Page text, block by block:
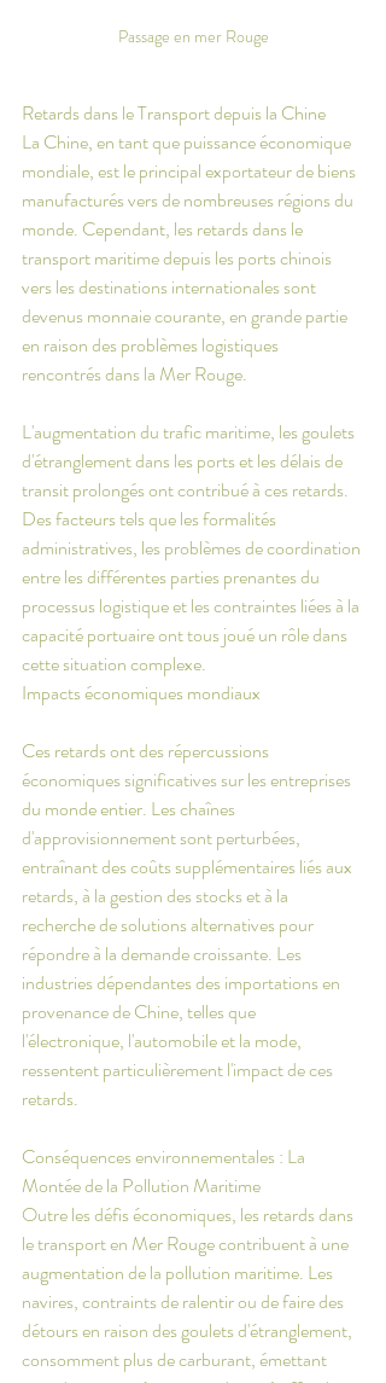
Passage en mer Rouge
Retards dans le Transport depuis la Chine
La Chine, en tant que puissance économique
mondiale, est le principal exportateur de biens
manufacturés vers de nombreuses régions du
monde. Cependant, les retards dans le
transport maritime depuis les ports chinois
vers les destinations internationales sont
devenus monnaie courante, en grande partie
en raison des problèmes logistiques
rencontrés dans la Mer Rouge.
L'augmentation du trafic maritime, les goulets
d'étranglement dans les ports et les délais de
transit prolongés ont contribué à ces retards.
Des facteurs tels que les formalités
administratives, les problèmes de coordination
entre les différentes parties prenantes du
processus logistique et les contraintes liées à la
capacité portuaire ont tous joué un rôle dans
cette situation complexe.
Impacts économiques mondiaux
Ces retards ont des répercussions
économiques significatives sur les entreprises
du monde entier. Les chaînes
d'approvisionnement sont perturbées,
entraînant des coûts supplémentaires liés aux
retards, à la gestion des stocks et à la
recherche de solutions alternatives pour
répondre à la demande croissante. Les
industries dépendantes des importations en
provenance de Chine, telles que
l'électronique, l'automobile et la mode,
ressentent particulièrement l'impact de ces
retards.
Conséquences environnementales : La
Montée de la Pollution Maritime
Outre les défis économiques, les retards dans
le transport en Mer Rouge contribuent à une
augmentation de la pollution maritime. Les
navires, contraints de ralentir ou de faire des
détours en raison des goulets d'étranglement,
consomment plus de carburant, émettant